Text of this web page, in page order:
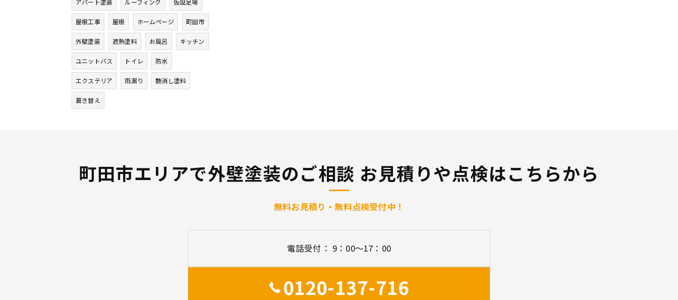
アパート塗装 ルーフィング 仮設足場
屋根工事 屋根 ホームページ 町田市
外壁塗装 遮熱塗料 お風呂 キッチン
ユニットバス トイレ 防水
エクステリア 雨漏り 艶消し塗料
葺き替え
無料お見積り・無料点検受付中！
町田市エリアで外壁塗装のご相談 お見積りや点検はこちらから
電話受付： 9：00～17：00
0120-137-716